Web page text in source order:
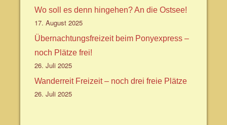
Wo soll es denn hingehen? An die Ostsee!
17. August 2025
Übernachtungsfreizeit beim Ponyexpress –
noch Plätze frei!
26. Juli 2025
Wanderreit Freizeit – noch drei freie Plätze
26. Juli 2025